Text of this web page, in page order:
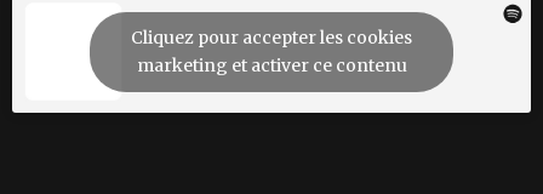
Cliquez pour accepter les cookies
marketing et activer ce contenu